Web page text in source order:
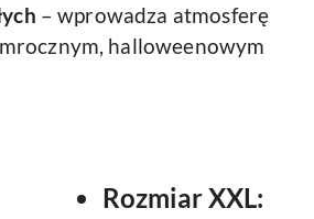
– wprowadza atmosferę
halloweenowym
Rozmiar XXL: